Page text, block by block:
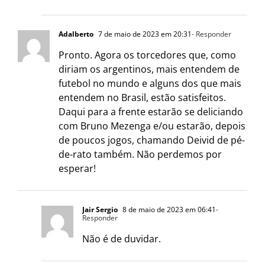
Adalberto 7 de maio de 2023 em 20:31- Responder
Pronto. Agora os torcedores que, como
diriam os argentinos, mais entendem de
futebol no mundo e alguns dos que mais
entendem no Brasil, estão satisfeitos.
Daqui para a frente estarão se deliciando
com Bruno Mezenga e/ou estarão, depois
de poucos jogos, chamando Deivid de pé-
de-rato também. Não perdemos por
esperar!
Jair Sergio 8 de maio de 2023 em 06:41-
Responder
Não é de duvidar.